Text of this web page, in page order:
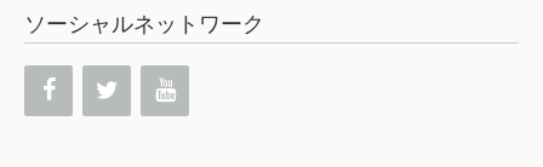
ソーシャルネットワーク